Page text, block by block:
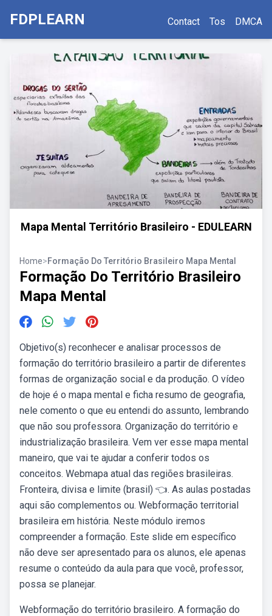
FDPLEARN Contact Tos DMCA
Mapa Mental Território Brasileiro - EDULEARN
Home>Formação Do Território Brasileiro Mapa Mental
Formação Do Território Brasileiro
Mapa Mental
Objetivo(s) reconhecer e analisar processos de
formação do território brasileiro a partir de diferentes
formas de organização social e da produção. O vídeo
de hoje é o mapa mental e ficha resumo de geografia,
nele comento o que eu entendi do assunto, lembrando
que não sou professora. Organização do território e
industrialização brasileira. Vem ver esse mapa mental
maneiro, que vai te ajudar a conferir todos os
conceitos. Webmapa atual das regiões brasileiras.
Fronteira, divisa e limite (brasil) 👈. As aulas postadas
aqui são complementos ou. Webformação territorial
brasileira em história. Neste módulo iremos
compreender a formação. Este slide em específico
não deve ser apresentado para os alunos, ele apenas
resume o conteúdo da aula para que você, professor,
possa se planejar.
Webformação do território brasileiro. A formação do